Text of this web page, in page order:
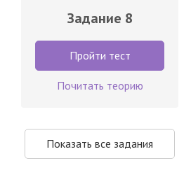
Задание 8
Пройти тест
Почитать теорию
Показать все задания